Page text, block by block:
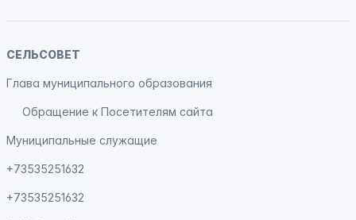
СЕЛЬСОВЕТ
Глава муниципального образования
Обращение к Посетителям сайта
Муниципальные служащие
+73535251632
+73535251632